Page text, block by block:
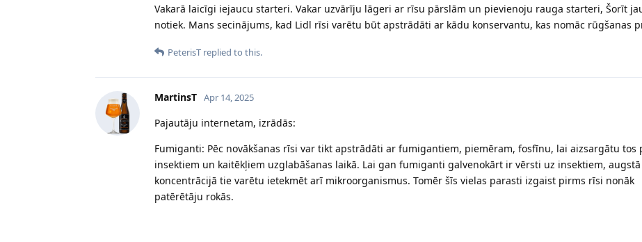
Vakarā laicīgi iejaucu starteri. Vakar uzvārīju lāgeri ar rīsu pārslām un pievienoju rauga starteri, Šorīt
notiek. Mans secinājums, kad Lidl rīsi varētu būt apstrādāti ar kādu konservantu, kas nomāc rūgšanas
PeterisT replied to this.
MartinsT Apr 14, 2025
Pajautāju internetam, izrādās:
Fumiganti: Pēc novākšanas rīsi var tikt apstrādāti ar fumigantiem, piemēram, fosfīnu, lai aizsargātu tos
insektiem un kaitēkļiem uzglabāšanas laikā. Lai gan fumiganti galvenokārt ir vērsti uz insektiem, augstā
koncentrācijā tie varētu ietekmēt arī mikroorganismus. Tomēr šīs vielas parasti izgaist pirms rīsi nonāk
patērētāju rokās.